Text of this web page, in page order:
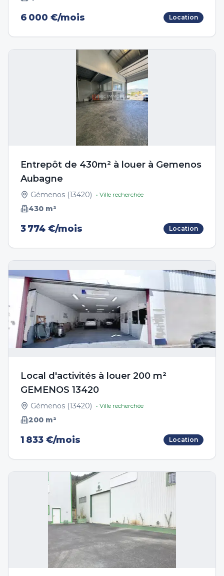
6 000 €/mois Location
Entrepôt de 430m² à louer à Gemenos
Aubagne
Gémenos (13420) • Ville recherchée
430 m²
3 774 €/mois Location
Local d'activités à louer 200 m²
GEMENOS 13420
Gémenos (13420) • Ville recherchée
200 m²
1 833 €/mois Location